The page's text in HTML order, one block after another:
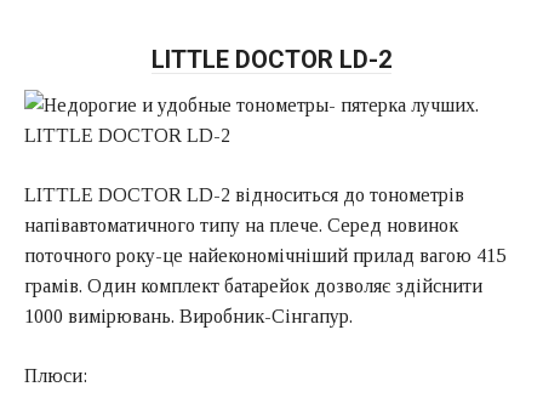
LITTLE DOCTOR LD-2
LITTLE DOCTOR LD-2 відноситься до тонометрів
напівавтоматичного типу на плече. Серед новинок
поточного року-це найекономічніший прилад вагою 415
грамів. Один комплект батарейок дозволяє здійснити
1000 вимірювань. Виробник-Сінгапур.
Плюси: